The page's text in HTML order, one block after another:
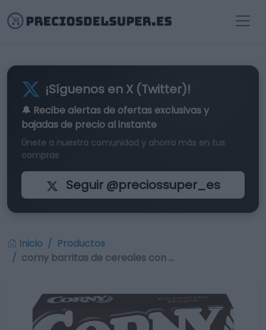
¡Síguenos en X (Twitter)!
🔔 Recibe alertas de ofertas exclusivasy
bajadas de precio al instante
Únete a nuestra comunidad y ahorra más en tus
compras
Seguir @preciossuper_es
Inicio
Productos
corny barritas de cereales con …